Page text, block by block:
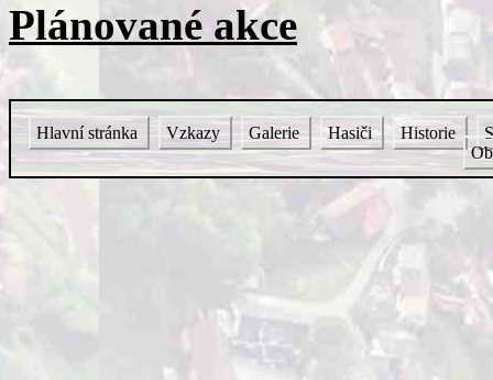
Plánované akce
Hlavní stránka Vzkazy Galerie Hasiči Historie